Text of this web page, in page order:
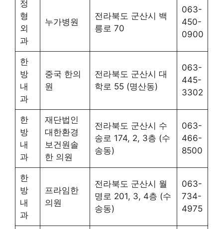
정
형
외
과
누가병원
전라북도 군산시 백
릉로 70
063-
450-
0900
한
방
내
과
중국 한의
원
전라북도 군산시 대
학로 55 (명산동)
063-
445-
3302
한
방
내
과
재단법인
대한환경
보건원솔
한 의원
전라북도 군산시 수
송로 174, 2, 3층 (수
송동)
063-
466-
8500
한
방
내
과
프라임한
의원
전라북도 군산시 월
명로 201, 3, 4층 (수
송동)
063-
734-
4975